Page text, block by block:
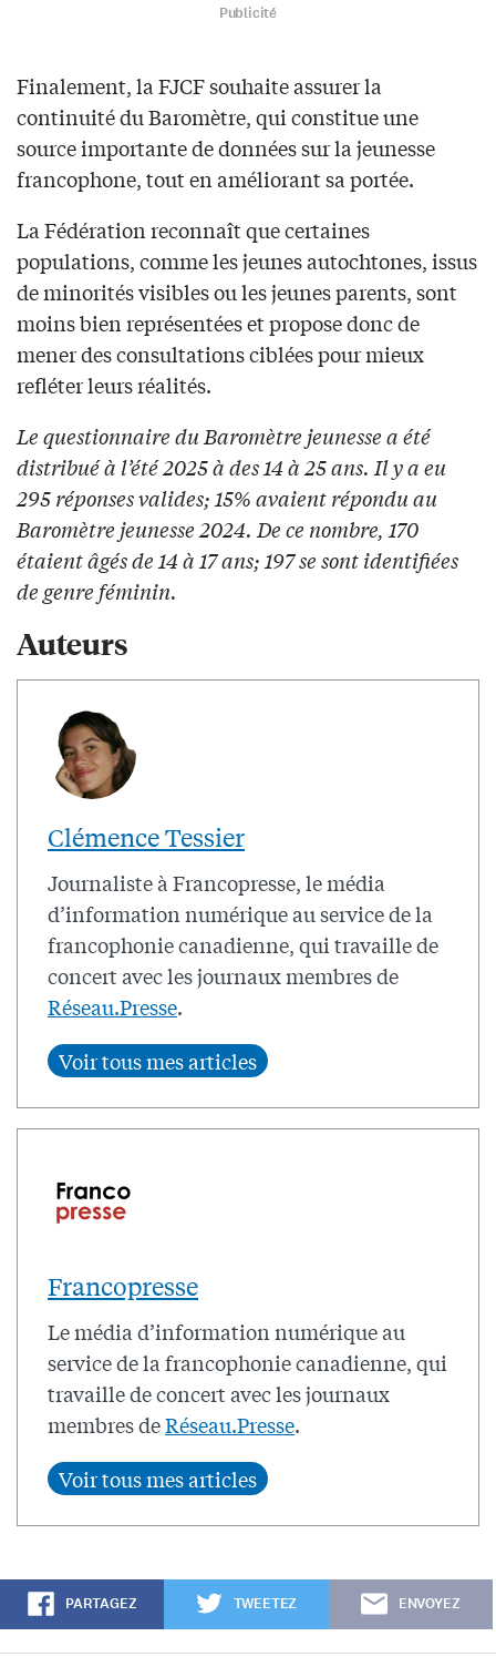
Publicité
Finalement, la FJCF souhaite assurer la
continuité du Baromètre, qui constitue une
source importante de données sur la jeunesse
francophone, tout en améliorant sa portée.
La Fédération reconnaît que certaines
populations, comme les jeunes autochtones, issus
de minorités visibles ou les jeunes parents, sont
moins bien représentées et propose donc de
mener des consultations ciblées pour mieux
refléter leurs réalités.
Le questionnaire du Baromètre jeunesse a été
distribué à l’été 2025 à des 14 à 25 ans. Il y a eu
295 réponses valides; 15% avaient répondu au
Baromètre jeunesse 2024. De ce nombre, 170
étaient âgés de 14 à 17 ans; 197 se sont identifiées
de genre féminin.
Auteurs
Clémence Tessier
Journaliste à Francopresse, le média
d’information numérique au service de la
francophonie canadienne, qui travaille de
concert avec les journaux membres de
Réseau.Presse.
Francopresse
Le média d’information numérique au
service de la francophonie canadienne, qui
travaille de concert avec les journaux
membres deRéseau.Presse.
PARTAGEZ TWEETEZ ENVOYEZ